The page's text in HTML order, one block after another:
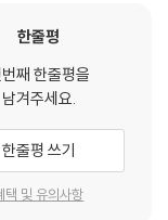
한줄평
째 한줄평을
남겨주세요.
한줄평 쓰기
택 및 유의사항